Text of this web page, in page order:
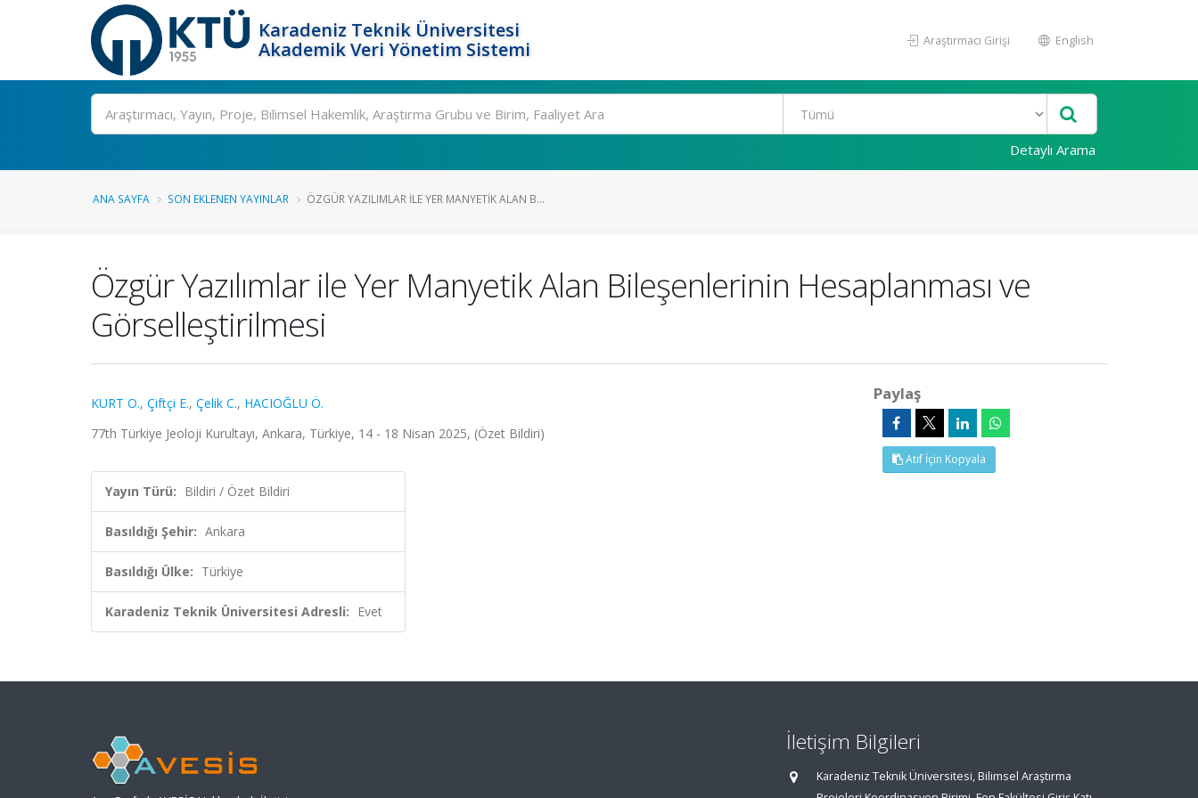
Karadeniz Teknik Üniversitesi
Akademik Veri Yönetim Sistemi
Araştırmacı Girişi English
Ara
Detaylı Arama
ANA SAYFA SON EKLENEN YAYINLAR ÖZGÜR YAZILIMLAR ILE YER MANYETIK ALAN B...
Özgür Yazılımlar ile Yer Manyetik Alan Bileşenlerinin Hesaplanması ve
Görselleştirilmesi
KURT O., Çiftçi E., Çelik C., HACIOĞLU Ö.
77th Türkiye Jeoloji Kurultayı, Ankara, Türkiye, 14 - 18 Nisan 2025, (Özet Bildiri)
Yayın Türü: Bildiri / Özet Bildiri
Basıldığı Şehir: Ankara
Basıldığı Ülke: Türkiye
Karadeniz Teknik Üniversitesi Adresli: Evet
Paylaş
Atıf İçin Kopyala
İletişim Bilgileri
Karadeniz Teknik Üniversitesi, Bilimsel Araştırma